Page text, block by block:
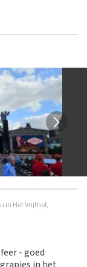
je geen
Reviews met
niet geplaatst.
wordt
in Het Vrijthof,
- goed